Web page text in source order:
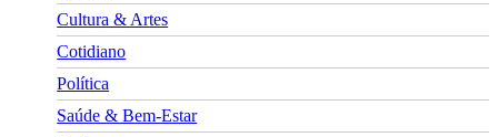
Cultura & Artes
Cotidiano
Política
Saúde & Bem-Estar